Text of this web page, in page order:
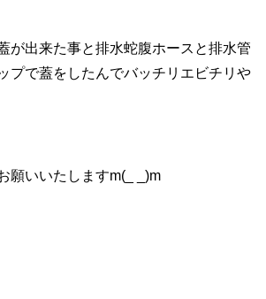
が出来た事と排水蛇腹ホースと排水管
プで蓋をしたんでバッチリエビチリや
願いいたしますm(_ _)m